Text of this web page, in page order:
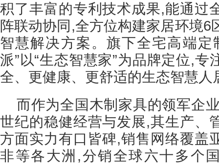
积了丰富的专利技术成果,能通过
阵联动协同,全方位构建家居环境6
智慧解决方案。旗下全宅高端定
派”以“生态智慧家”为品牌定位,专
全、更健康、更舒适的生态智慧人
而作为全国木制家具的领军企
世纪的稳健经营与发展,其生产、
方面实力有口皆碑,销售网络覆盖
非等各大洲,分销全球六十多个